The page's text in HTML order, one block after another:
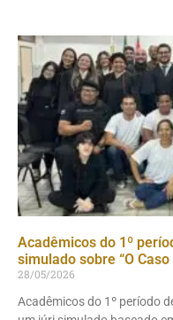
Acadêmicos do 1º
simulado sobre “O
28/05/2026
Acadêmicos do 1º período